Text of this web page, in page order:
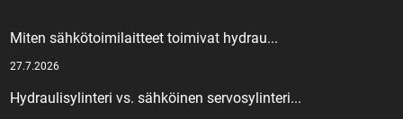
Miten sähkötoimilaitteet toimivat hydrau...
27.7.2026
Hydraulisylinteri vs. sähköinen servosylinteri...